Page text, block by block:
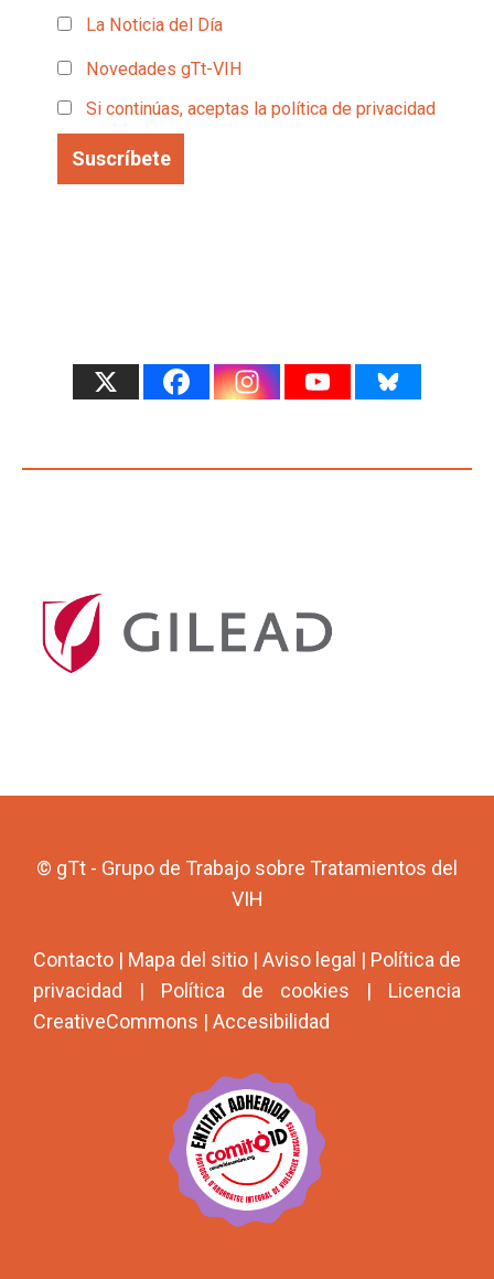
La Noticia del Día
Novedades gTt-VIH
Si continúas, aceptas la política de privacidad
© gTt - Grupo de Trabajo sobre Tratamientos del
VIH
Contacto | Mapa del sitio | Aviso legal | Política de
privacidad | Política de cookies | Licencia
CreativeCommons | Accesibilidad